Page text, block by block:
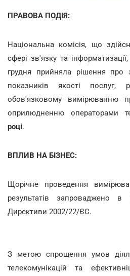
ПРАВОВА ПОДІЯ:
Національна комісія, що
сфері зв'язку та
грудня прийняла рішення про
показників якості послуг,
обов'язковому вимірюванню
оприлюдненню операторами
році.
ВПЛИВ НА БІЗНЕС:
Щорічне проведення
результатів запроваджено в
Директиви 2002/22/ЄС.
З метою спрощення умов
телекомунікацій та